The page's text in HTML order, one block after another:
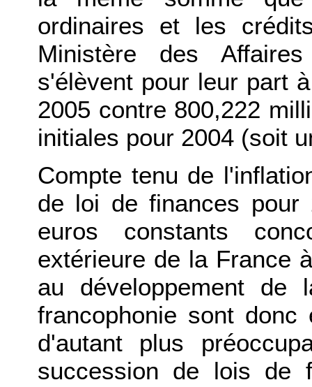
ordinaires et les
Ministère des
s'élèvent pour leur part
2005 contre 800,222
initiales pour 2004 (soit
Compte tenu de
de loi de finances
euros constants
extérieure de la France
au développement
francophonie sont
d'autant plus
succession de lois de